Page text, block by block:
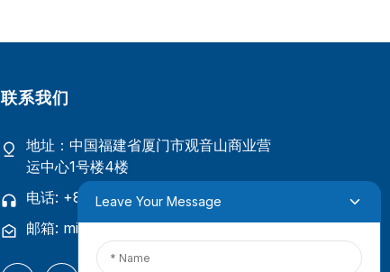
联系我们
地址：中国福建省厦门市观音山商业营
运中心1号楼4楼
电话: +86 18965423693
邮箱: mina.cao@foxmail.com
Leave Your Message